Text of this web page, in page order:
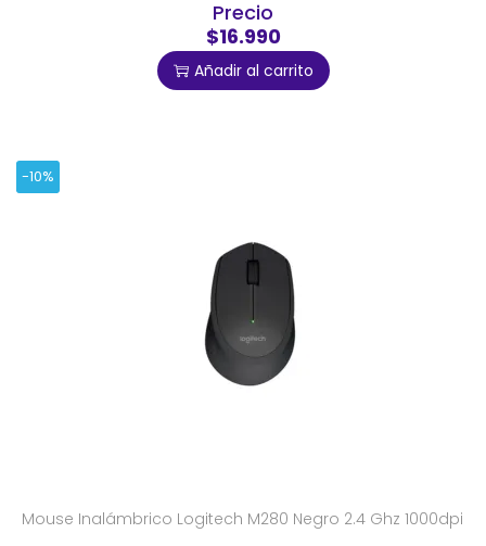
Precio
$16.990
Añadir al carrito
-10%
Mouse Inalámbrico Logitech M280 Negro 2.4 Ghz 1000dpi